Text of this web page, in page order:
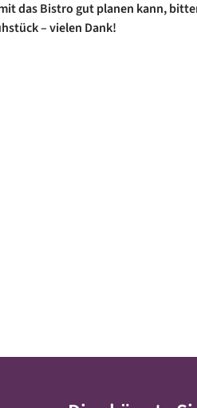
das Bistro gut planen kann,
– vielen Dank!